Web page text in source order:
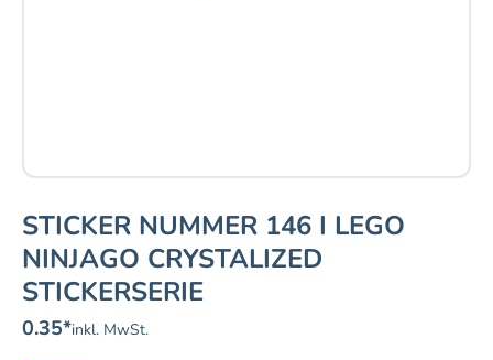
STICKER NUMMER 146 I LEGO
NINJAGO CRYSTALIZED
STICKERSERIE
0.35*inkl. MwSt.